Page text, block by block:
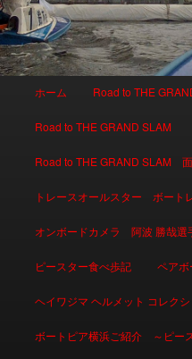
メインコンテンツへ移動
サブコンテンツへ移動
ホーム Road to THE
Road to THE GRAND
Road to THE GRAND SLAM
トレースオールスター ボート
オンボードカメラ 阿波 勝哉
ピースター食べ歩記 ペア
ヘイワジマ ヘルメット コレク
ボートピア横浜ご紹介 ～ピー